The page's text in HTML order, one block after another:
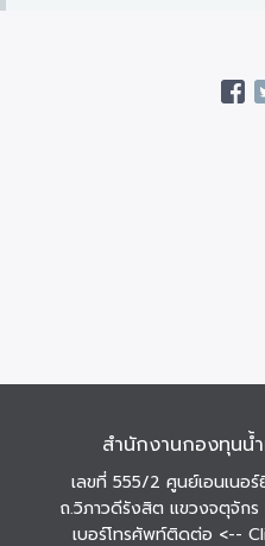
สำนักงานกองทุนน้
เลขที่ 555/2 ศูนย์เอนเนอ
ถ.วิภาวดีรังสิต แขวงจตุจัก
เบอร์โทรศัพท์ติดต่อ <--